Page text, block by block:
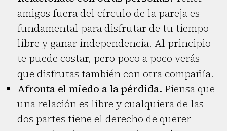
amigos fuera del círculo de la pareja es
fundamental para disfrutar de tu tiempo
libre y ganar independencia. Al principio
te puede costar, pero poco a poco verás
que disfrutas también con otra compañía.
Afronta el miedo a la pérdida. Piensa que
una relación es libre y cualquiera de las
dos partes tiene el derecho de querer